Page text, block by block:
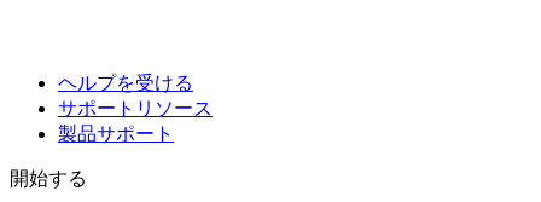
ヘルプを受ける
サポートリソース
製品サポート
開始する